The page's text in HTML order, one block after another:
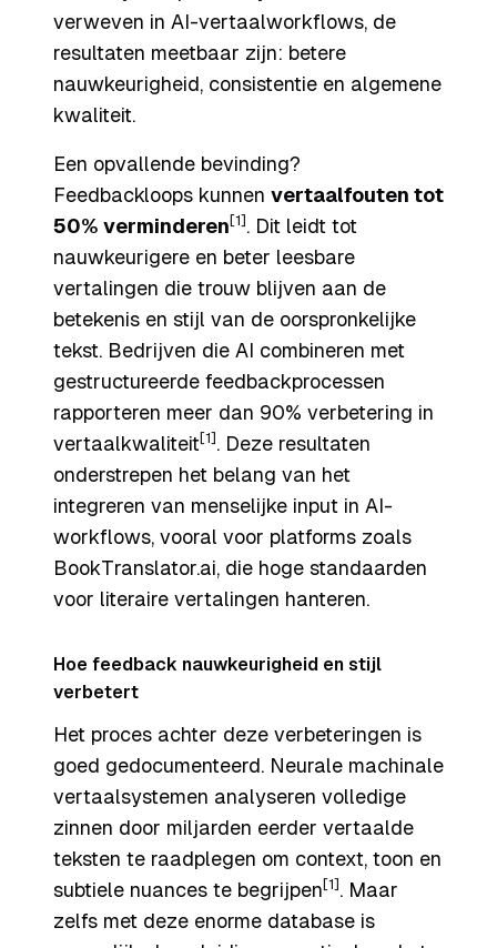
verweven in AI-vertaalworkflows, de
resultaten meetbaar zijn: betere
nauwkeurigheid, consistentie en algemene
kwaliteit.
Een opvallende bevinding?
Feedbackloops kunnen vertaalfouten tot
50% verminderen [1] . Dit leidt tot
nauwkeurigere en beter leesbare
vertalingen die trouw blijven aan de
betekenis en stijl van de oorspronkelijke
tekst. Bedrijven die AI combineren met
gestructureerde feedbackprocessen
rapporteren meer dan 90% verbetering in
vertaalkwaliteit[1] . Deze resultaten
onderstrepen het belang van het
integreren van menselijke input in AI-
workflows, vooral voor platforms zoals
BookTranslator.ai, die hoge standaarden
voor literaire vertalingen hanteren.
Hoe feedback nauwkeurigheid en stijl
verbetert
Het proces achter deze verbeteringen is
goed gedocumenteerd. Neurale machinale
vertaalsystemen analyseren volledige
zinnen door miljarden eerder vertaalde
teksten te raadplegen om context, toon en
subtiele nuances te begrijpen [1] . Maar
zelfs met deze enorme database is